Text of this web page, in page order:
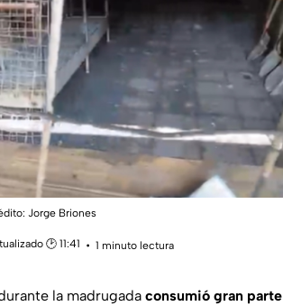
Jorge Briones
🕑 11:41
1 minuto lectura
la madrugada consumió gran